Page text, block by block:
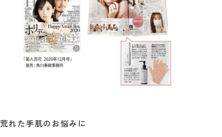
荒れた手肌のお悩みに